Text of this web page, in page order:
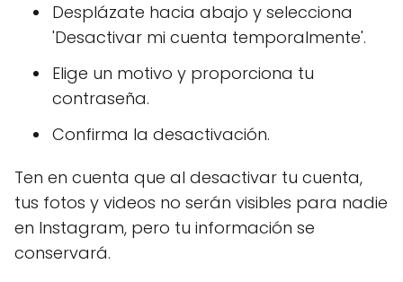
Desplázate hacia abajo y selecciona
'Desactivar mi cuenta temporalmente'.
Elige un motivo y proporciona tu
contraseña.
Confirma la desactivación.
Ten en cuenta que al desactivar tu cuenta,
tus fotos y videos no serán visibles para nadie
en Instagram, pero tu información se
conservará.